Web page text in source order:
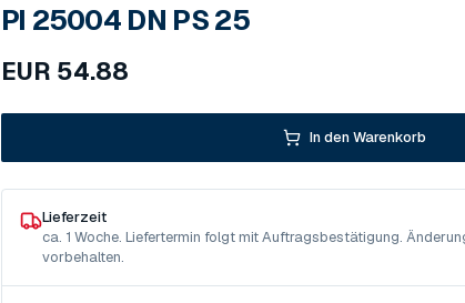
PI 25004 DN PS 25
EUR 54.88
In den Warenkorb
Lieferzeit
ca. 1 Woche. Liefertermin folgt mit Auftragsbestätigung.
vorbehalten.